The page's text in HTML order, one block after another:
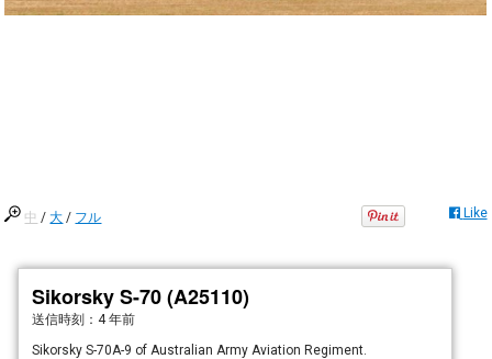
中 /大 / フル Like
Sikorsky S-70 (A25110)
送信時刻： 4 年前
Sikorsky S-70A-9 of Australian Army Aviation Regiment.